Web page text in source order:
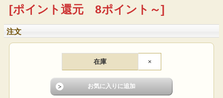
[ポイント還元 8ポイント～]
注文
在庫 ×